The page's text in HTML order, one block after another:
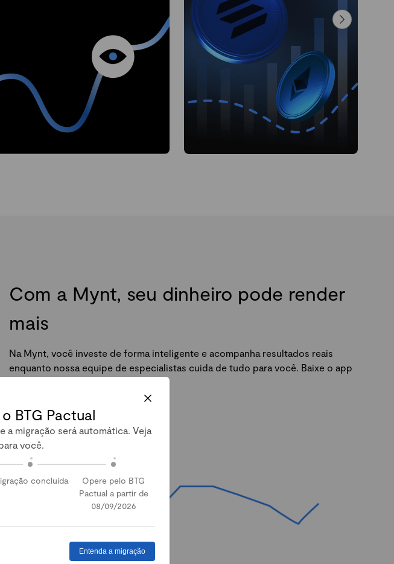
Com a Mynt, seu dinheiro pode render
mais
Na Mynt, você investe de forma inteligente e acompanha resultados reais
enquanto nossa equipe de especialistas cuida de tudo para você. Baixe o app
Abrir conta
BTG Pactual
a migração será automática. Veja
você.
concluída
Opere pelo BTG
Pactual a partir de
08/09/2026
Entenda a migração